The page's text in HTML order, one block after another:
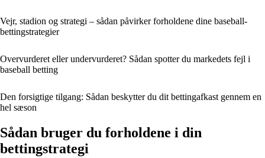
Vejr, stadion og strategi – sådan påvirker forholdene dine baseball-
bettingstrategier
Overvurderet eller undervurderet? Sådan spotter du markedets fejl i
baseball betting
Den forsigtige tilgang: Sådan beskytter du dit bettingafkast gennem en
hel sæson
Sådan bruger du forholdene i din
bettingstrategi